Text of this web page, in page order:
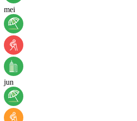
mei
jun